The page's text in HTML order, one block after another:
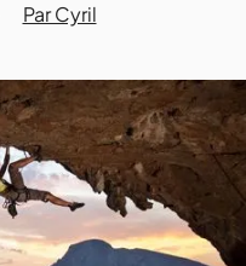
Par Cyril